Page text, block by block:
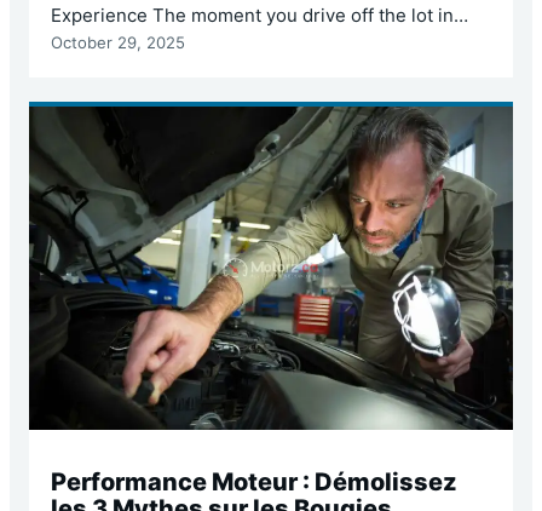
Experience The moment you drive off the lot in
your new Tire Wear & Battery Life, you’re not just
quieter, faster, and dramatically cleaner than their
gasoline counterparts. They offer a driving
experience defined by instant torque and a
smooth,…
October 29, 2025
Performance Moteur : Démolissez